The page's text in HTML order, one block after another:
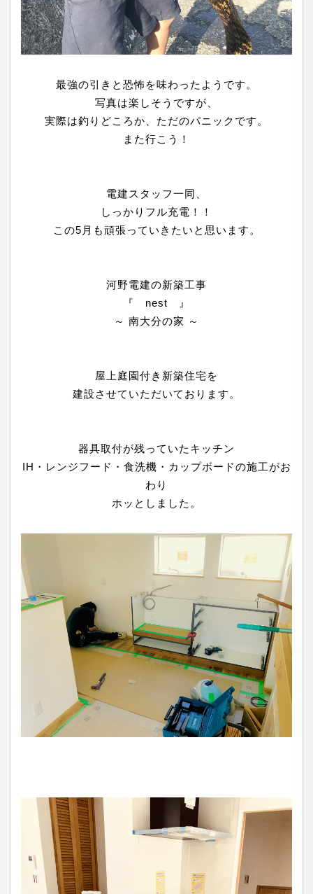
最強の引きと恐怖を味わったようです。
写真は楽しそうですが、
実際は釣りどころか、ただのパニックです。
また行こう！
電建スタッフ一同、
しっかりフル充電！！
この5月も頑張っていきたいと思います。
河野電建の新築工事
『 nest 』
～ 南大分の家 ～
屋上庭園付き新築住宅を
建設させていただいております。
器具取付が残っていたキッチン
IH・レンジフード・食洗機・カップボードの施工がお
わり
ホッとしました。
管理し、次のいずれかに該当する場合を除き、個人情
報を第三者に開示いたしません。
●
お客さまの同意がある場合
●
お客さまが希望されるサービスを行なうために当
法令に基づき開示することが必要である場合
個人情報の安全対策
当社は、個人情報の正確性及び安全性確保のために、
セキュリティに万全の対策を講じています。
お客さまがご本人の個人情報の照会・修正・削除など
をご希望される場合には、ご本人であることを確認の
法令、規範の遵守と見直し
当社は、保有する個人情報に関して適用される日本の
法令、その他規範を遵守するとともに、本ポリシーの
当社は、お客さまの個人情報を正確かつ最新の状態に
保ち、個人情報への不正アクセス・紛失・破損・改ざ
ん・漏洩などを防止するため、セキュリティシステム
の維持・管理体制の整備・社員教育の徹底等の必要な
措置を講じ、安全対策を実施し個人情報の厳重な管理
を行ないます。